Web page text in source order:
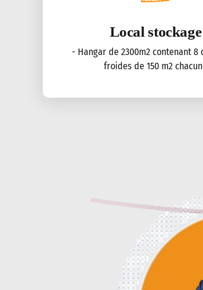
Local stockage
- Hangar de 2300m2 contenant 8
froides de 150 m2